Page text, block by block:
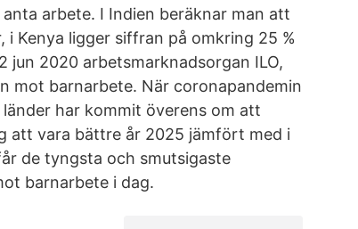
arbete. I Indien beräknar man att
i Kenya ligger siffran på omkring 25 %
jun 2020 arbetsmarknadsorgan ILO,
mot barnarbete. När coronapandemin
har kommit överens om att
att vara bättre år 2025 jämfört med i
de tyngsta och smutsigaste
barnarbete i dag.